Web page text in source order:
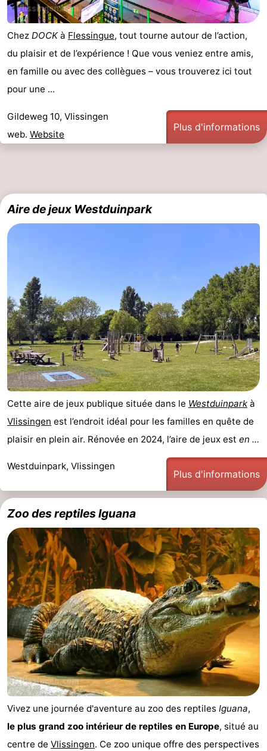
Chez DOCKà Flessingue, tout tourne autour de l’action,
du plaisir et de l’expérience ! Que vous veniez entre amis,
en famille ou avec des collègues – vous trouverez ici tout
pour une ...
Gildeweg 10, Vlissingen
web. Website
Plus d'informations
Aire de jeux Westduinpark
Cette aire de jeux publique située dans le Westduinpark à
Vlissingen est l’endroit idéal pour les familles en quête de
plaisir en plein air. Rénovée en 2024, l’aire de jeux est en ...
Westduinpark, Vlissingen
Plus d'informations
Zoo des reptiles Iguana
Vivez une journée d'aventure au zoo des reptiles Iguana,
le plus grand zoo intérieur de reptiles en Europe, situé au
centre de Vlissingen. Ce zoo unique offre des perspectives